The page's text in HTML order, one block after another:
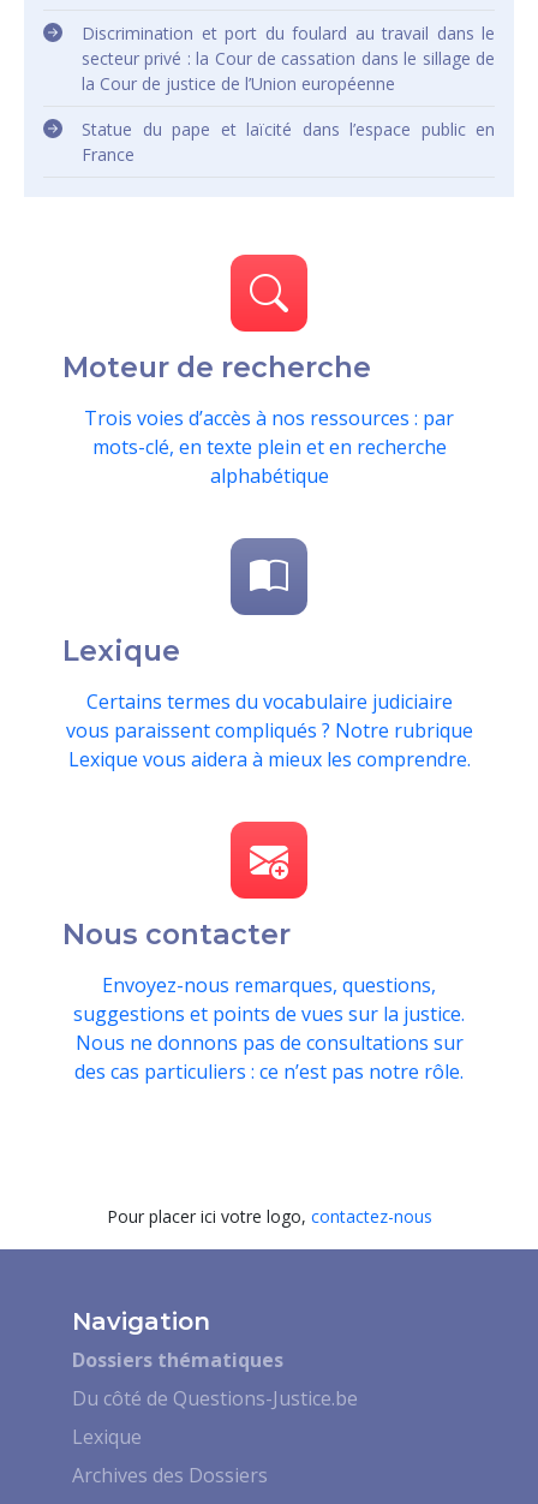
Discrimination et port du foulard au travail dans le
secteur privé : la Cour de cassation dans le sillage de
la Cour de justice de l’Union européenne
Statue du pape et laïcité dans l’espace public en
France
Moteur de recherche
Trois voies d’accès à nos ressources : par
mots-clé, en texte plein et en recherche
alphabétique
Lexique
Certains termes du vocabulaire judiciaire
vous paraissent compliqués ? Notre rubrique
Lexique vous aidera à mieux les comprendre.
Nous contacter
Envoyez-nous remarques, questions,
suggestions et points de vues sur la justice.
Nous ne donnons pas de consultations sur
des cas particuliers : ce n’est pas notre rôle.
Pour placer ici votre logo, contactez-nous
Navigation
Dossiers thématiques
Du côté de Questions-Justice.be
Lexique
Archives des Dossiers